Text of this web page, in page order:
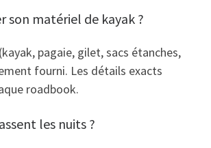
son matériel de kayak ?
pagaie, gilet, sacs étanches,
fourni. Les détails exacts
roadbook.
les nuits ?